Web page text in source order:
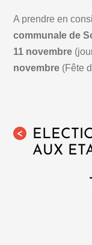
A prendre en
communale de
11 novembre
novembre (Fête
<
AUX